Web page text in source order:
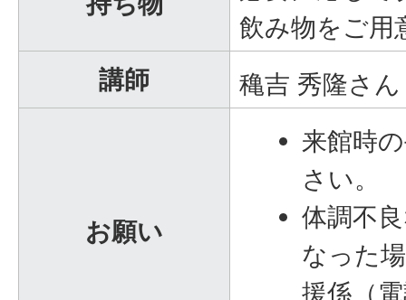
飲み物をご用
講師
穐吉 秀隆さ
お願い
来館時
さい。
体調不
なった
援係（